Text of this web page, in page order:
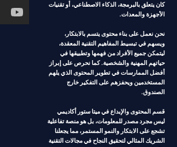
كان يتعلق بالبرمجة، الذكاء الاصطناعي، أو تقنيات
الأجهزة والمعدات.
نحن نعمل على بناء محتوى يتسم بالابتكار،
ويسهم في تبسيط المفاهيم التقنية المعقدة،
ليتمكن جميع الأفراد من فهمها وتطبيقها في
حياتهم المهنية والشخصية. كما نحرص على إبراز
أفضل الممارسات في تطوير المحتوى الذي يلهم
المستخدمين ويحفزهم على التفكير خارج
الصندوق.
قسم المحتوى والإبداع في ميتا ستور أكاديمي
ليس مجرد مصدر للمعلومات، بل هو منصة تفاعلية
تشجع على الابتكار والنمو المستمر، مما يجعلنا
الشريك المثالي لتحقيق النجاح في مجالات التقنية